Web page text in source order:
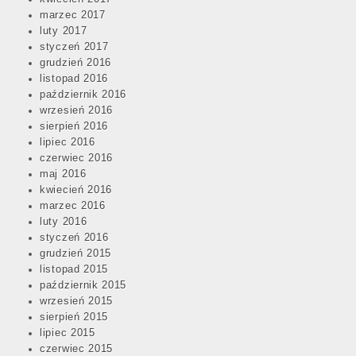
marzec 2017
luty 2017
styczeń 2017
grudzień 2016
listopad 2016
październik 2016
wrzesień 2016
sierpień 2016
lipiec 2016
czerwiec 2016
maj 2016
kwiecień 2016
marzec 2016
luty 2016
styczeń 2016
grudzień 2015
listopad 2015
październik 2015
wrzesień 2015
sierpień 2015
lipiec 2015
czerwiec 2015